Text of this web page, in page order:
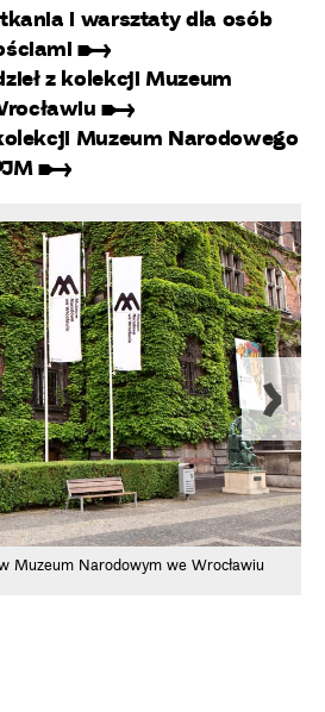
i warsztaty dla osób
➸
z kolekcji Muzeum
➸
Muzeum Narodowego
➸
Muzeum Narodowym we Wrocławiu